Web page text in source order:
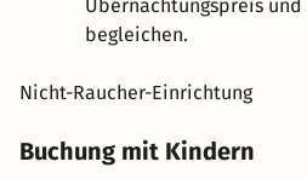
Übernachtungspreis und
begleichen.
Nicht-Raucher-Einrichtung
Buchung mit Kindern